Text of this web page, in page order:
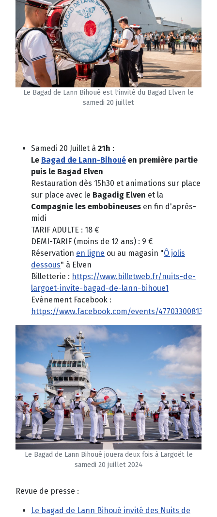
Le Bagad de Lann Bihoué est l'invité du Bagad Elven le
samedi 20 juillet
Samedi 20 Juillet à 21h :
Le Bagad de Lann-Bihoué en première partie
puis le Bagad Elven
Restauration dès 15h30 et animations sur place
sur place avec le Bagadig Elven et la
Compagnie les embobineuses en fin d'après-
midi
TARIF ADULTE : 18 €
DEMI-TARIF (moins de 12 ans) : 9 €
Réservation en ligne ou au magasin "Ô jolis
dessous" à Elven
Billetterie : https://www.billetweb.fr/nuits-de-
largoet-invite-bagad-de-lann-bihoue1
Evènement Facebook :
https://www.facebook.com/events/
Le Bagad de Lann Bihoué jouera deux fois à Largoët le
samedi 20 juillet 2024
Revue de presse :
Le bagad de Lann Bihoué invité des Nuits de